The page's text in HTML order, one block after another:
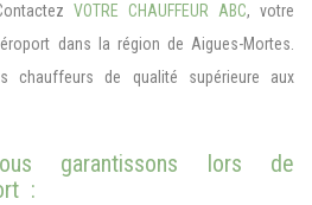
VOTRE CHAUFFEUR ABC, votre
dans la région de Aigues-Mortes.
chauffeurs de qualité supérieure aux
garantissons lors de
: